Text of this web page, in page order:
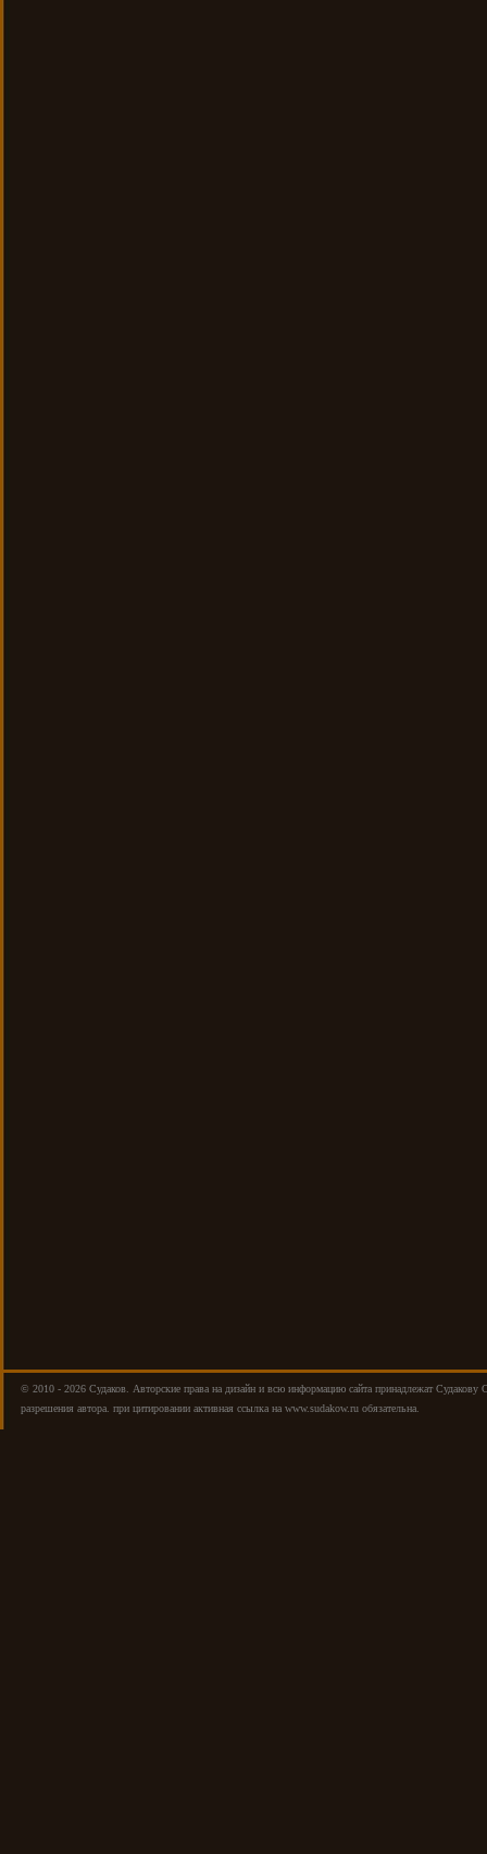
© 2010 - 2026 Cудаков. Авторские права на дизайн и всю информацию сайта принадлежат Судакову
разрешения автора. при цитировании активная ссылка на www.sudakow.ru обязательна.